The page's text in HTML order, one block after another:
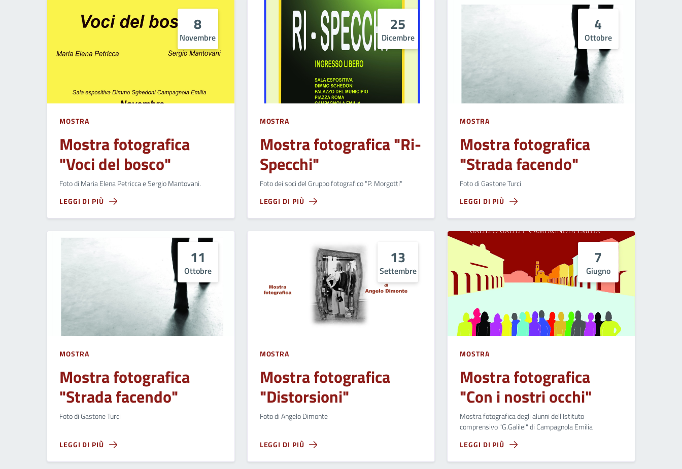
8
Novembre
MOSTRA
Mostra fotografica
"Voci del bosco"
Foto di Maria Elena Petricca e Sergio Mantovani.
LEGGI DI PIÙ
25
Dicembre
MOSTRA
Mostra fotografica "Ri-
Specchi"
Foto dei soci del Gruppo fotografico "P. Morgotti"
LEGGI DI PIÙ
4
Ottobre
MOSTRA
Mostra fotografica
"Strada facendo"
Foto di Gastone Turci
LEGGI DI PIÙ
11
Ottobre
MOSTRA
Mostra fotografica
"Strada facendo"
Foto di Gastone Turci
LEGGI DI PIÙ
13
Settembre
MOSTRA
Mostra fotografica
"Distorsioni"
Foto di Angelo Dimonte
LEGGI DI PIÙ
7
Giugno
MOSTRA
Mostra fotografica
"Con i nostri occhi"
Mostra fotografica degli alunni dell'Istituto
comprensivo "G.Galilei" di Campagnola Emilia
LEGGI DI PIÙ